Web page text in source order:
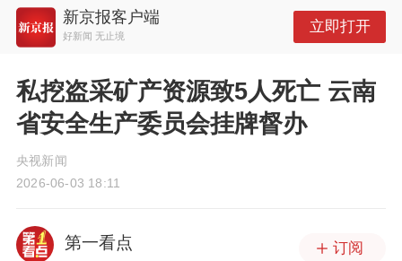
新京报客户端
好新闻 无止境
立即打开
私挖盗采矿产资源致5人死亡 云南
省安全生产委员会挂牌督办
央视新闻
2026-06-03 18:11
第一看点 订阅